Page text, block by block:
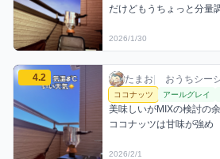
だけどもうちょっと分量
2026/1/30
たまおのココナッツミックスを見る
4.2 たまお / おうちシ
たまお| おうちシー
利用フレーバー
ココナッツ アールグレイ
コメント
美味しいがMIXの検討の
ココナッツは甘味が強め
評価
2026/2/1